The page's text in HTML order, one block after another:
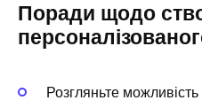
Поради щодо
Розгляньте